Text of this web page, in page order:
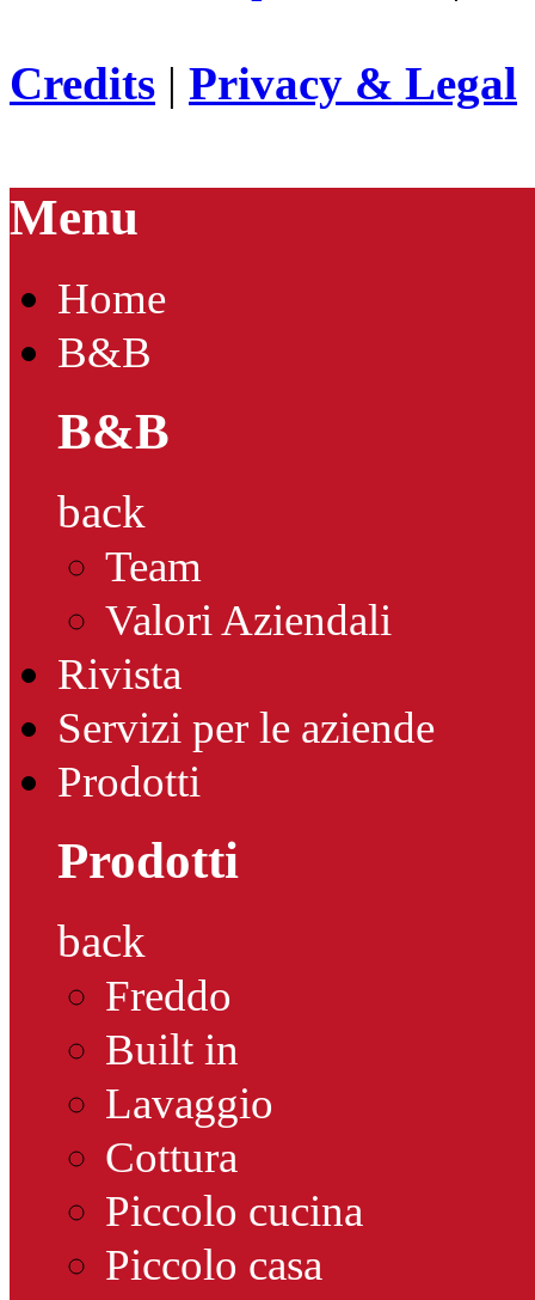
Credits | Privacy & Legal
Menu
Home
B&B
B&B
back
Team
Valori Aziendali
Rivista
Servizi per le aziende
Prodotti
Prodotti
back
Freddo
Built in
Lavaggio
Cottura
Piccolo cucina
Piccolo casa